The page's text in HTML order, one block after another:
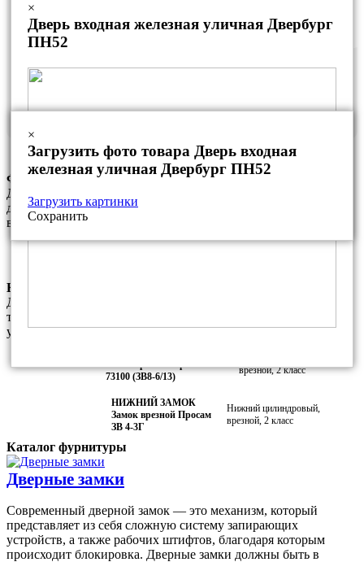
Дверная коробка из уголка
Фурнитура данной модели
Данный комплект фурнитуры является базовым. За
дополнительную плату Вы можете установить любые другие
варианты фурнитуры из нашего каталога
Комплектация замками данной модели
Данный комплект замков является базовым и соответсвует
требованиям МВД РФ. За дополнительную плату Вы можете
установить любой другой замок из наших каталогов.
Замок врезной Просам
73100 (ЗВ8-6/13)
врезной, 2 класс
НИЖНИЙ ЗАМОК
Замок врезной Просам
ЗВ 4-3Г
Нижний цилиндровый,
врезной, 2 класс
Каталог фурнитуры
Дверные замки
Современный дверной замок — это механизм, который
представляет из себя сложную систему запирающих
устройств, а также рабочих штифтов, благодаря которым
происходит блокировка. Дверные замки должны быть в
×
Дверь входная железная уличная Двербург
ПН52
×
Загрузить фото товара Дверь входная
железная уличная Двербург ПН52
Загрузить картинки
Сохранить